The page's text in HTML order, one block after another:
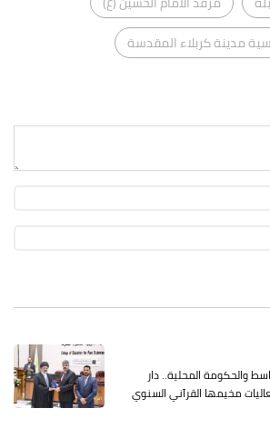
مدينة كربلاء المقدسة
والحكومة المحلية.. دار
مخيمها القرآني السنوي